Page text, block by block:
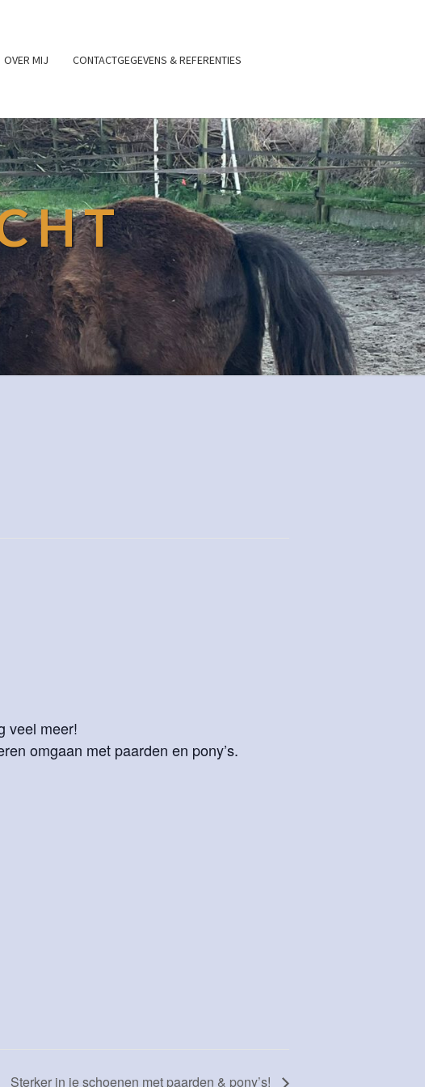
OVER MIJ CONTACTGEGEVENS & REFERENTIES
veel meer!
omgaan met paarden en pony’s.
Sterker in je schoenen met paarden & pony’s!